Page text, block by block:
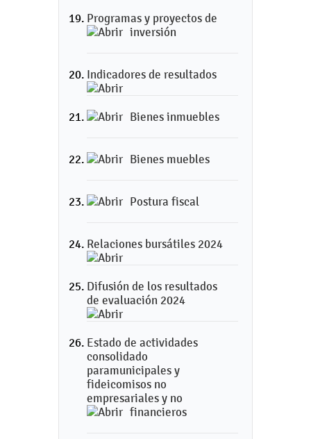
Programas y proyectos de
inversión
Indicadores de resultados
Bienes inmuebles
Bienes muebles
Postura fiscal
Relaciones bursátiles 2024
Difusión de los resultados
de evaluación 2024
Estado de actividades
consolidado
paramunicipales y
fideicomisos no
empresariales y no
financieros